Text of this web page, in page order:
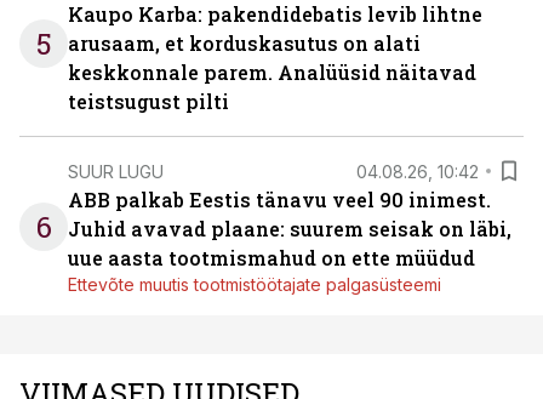
5
Kaupo Karba: pakendidebatis levib lihtne
arusaam, et korduskasutus on alati
keskkonnale parem. Analüüsid näitavad
teistsugust pilti
6
SUUR LUGU 04.08.26, 10:42
ABB palkab Eestis tänavu veel 90 inimest.
Juhid avavad plaane: suurem seisak on läbi,
uue aasta tootmismahud on ette müüdud
Ettevõte muutis tootmistöötajate palgasüsteemi